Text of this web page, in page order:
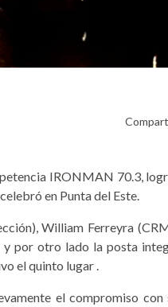
IRONMAN 70.3,
en Punta del Este.
William Ferreyra
por otro lado la posta
el quinto lugar .
el compromiso